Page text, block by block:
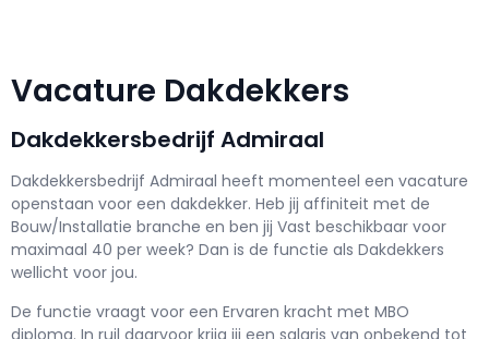
Vacature Dakdekkers
Dakdekkersbedrijf Admiraal
Dakdekkersbedrijf Admiraal heeft momenteel een vacature
openstaan voor een dakdekker. Heb jij affiniteit met de
Bouw/Installatie branche en ben jij Vast beschikbaar voor
maximaal 40 per week? Dan is de functie als Dakdekkers
wellicht voor jou.
De functie vraagt voor een Ervaren kracht met MBO
diploma. In ruil daarvoor krijg jij een salaris van onbekend tot